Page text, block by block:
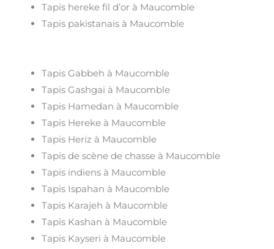
Tapis hereke fil d’or à Maucomble
Tapis pakistanais à Maucomble
Tapis Gabbeh à Maucomble
Tapis Gashgai à Maucomble
Tapis Hamedan à Maucomble
Tapis Hereke à Maucomble
Tapis Heriz à Maucomble
Tapis de scène de chasse à Maucomble
Tapis indiens à Maucomble
Tapis Ispahan à Maucomble
Tapis Karajeh à Maucomble
Tapis Kashan à Maucomble
Tapis Kayseri à Maucomble